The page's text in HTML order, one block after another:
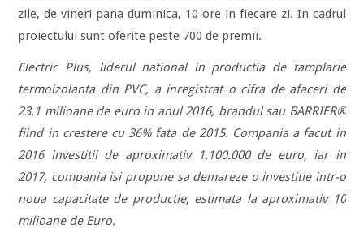
zile, de vineri pana duminica, 10 ore in fiecare zi. In cadrul
proiectului sunt oferite peste 700 de premii.
Electric Plus, liderul national in productia de tamplarie
termoizolanta din PVC, a inregistrat o cifra de afaceri de
23.1 milioane de euro in anul 2016, brandul sau BARRIER®
fiind in crestere cu 36% fata de 2015. Compania a facut in
2016 investitii de aproximativ 1.100.000 de euro, iar in
2017, compania isi propune sa demareze o investitie intr-o
noua capacitate de productie, estimata la aproximativ 10
milioane de Euro.